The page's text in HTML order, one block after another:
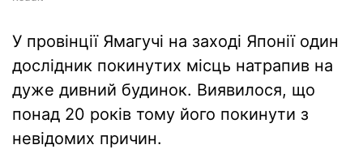
У провінції Ямагучі на заході Японії один
дослідник покинутих місць натрапив на
дуже дивний будинок. Виявилося, що
понад 20 років тому його покинути з
невідомих причин.